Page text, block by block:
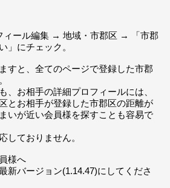
ィール編集 → 地域・市郡区 → 「市郡
」にチェック。
すと、全てのページで登録した市郡
、お相手の詳細プロフィールには、
とお相手が登録した市郡区の距離が
いが近い会員様を探すことも容易で
しておりません。
様へ
新バージョン(1.14.47)にしてくださ